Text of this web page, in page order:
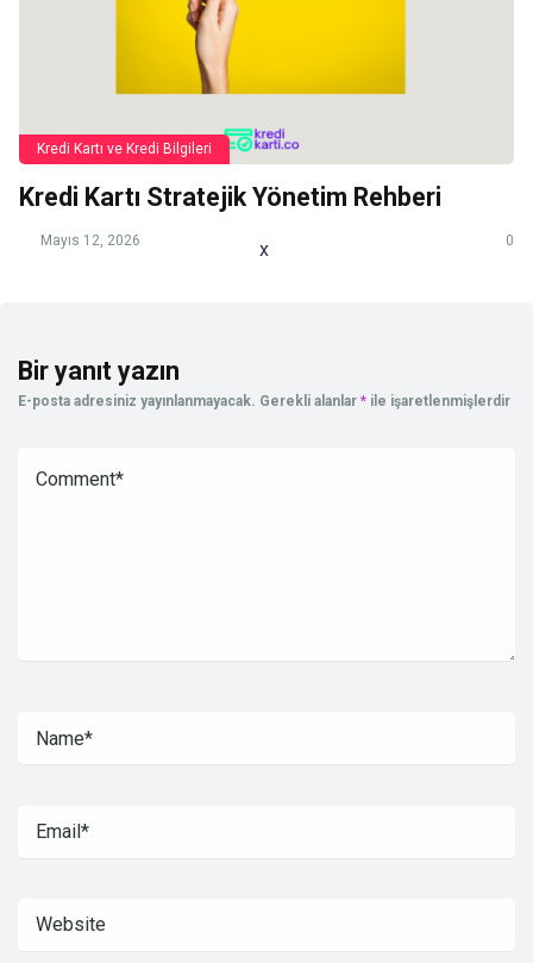
x
Kredi Kartı ve Kredi Bilgileri
Kredi Kartı Stratejik Yönetim Rehberi
Mayıs 12, 2026 0
Bir yanıt yazın
E-posta adresiniz yayınlanmayacak. Gerekli alanlar * ile işaretlenmişlerdir